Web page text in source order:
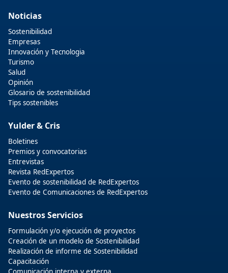
Noticias
Sostenibilidad
Empresas
Innovación y Tecnologia
Turismo
Salud
Opinión
Glosario de sostenibilidad
Tips sostenibles
Yulder & Cris
Boletines
Premios y convocatorias
Entrevistas
Revista RedExpertos
Evento de sostenibilidad de RedExpertos
Evento de Comunicaciones de RedExpertos
Nuestros Servicios
Formulación y/o ejecución de proyectos
Creación de un modelo de Sostenibilidad
Realización de informe de Sostenibilidad
Capacitación